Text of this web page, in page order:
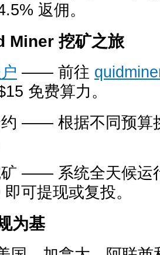
返佣。
Miner 挖矿之旅
—— 前往
免费算力。
约 —— 根据不同预算
矿 —— 系统全天候运
可提现或复投。
为基